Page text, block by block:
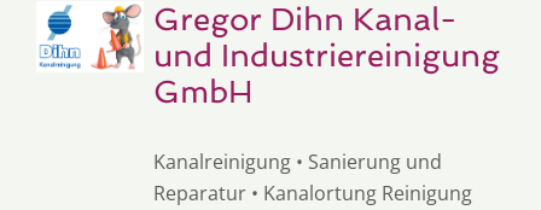
Gregor Dihn Kanal-
und Industriereinigung
GmbH
Kanalreinigung • Sanierung und
Reparatur • Kanalortung Reinigung